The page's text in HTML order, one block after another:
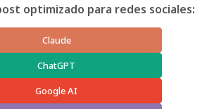
optimizado para redes sociales:
Claude
ChatGPT
Google AI